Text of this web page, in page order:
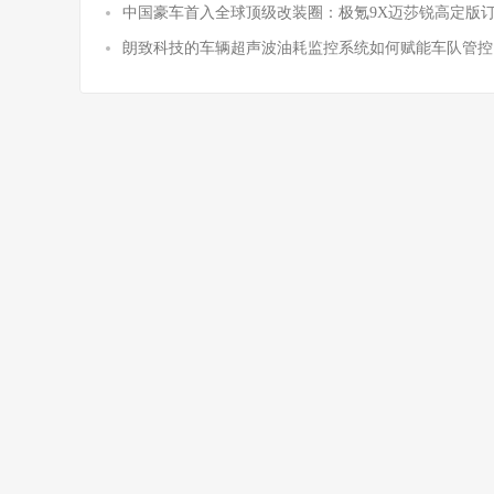
中国豪车首入全球顶级改装圈：极氪9X迈莎锐高定版
朗致科技的车辆超声波油耗监控系统如何赋能车队管控